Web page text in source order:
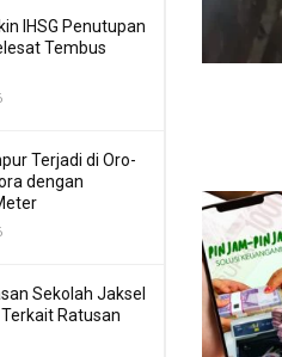
IHSG Penutupan
Tembus
Terjadi di Oro-
dengan
Sekolah Jaksel
Ratusan